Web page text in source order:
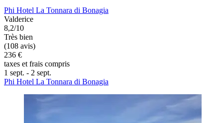
Phi Hotel La Tonnara di Bonagia
Valderice
8,2/10
Très bien
(108 avis)
236 €
taxes et frais compris
1 sept. - 2 sept.
Phi Hotel La Tonnara di Bonagia